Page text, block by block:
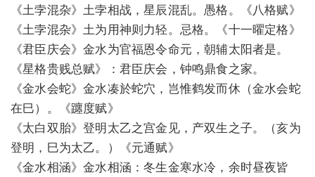
《土孛混杂》土孛相战，星辰混乱。愚格。《八格赋》
《土孛混杂》土为用神则力轻。忌格。《十一曜定格》
《君臣庆会》金水为官福恩令命元，朝辅太阳者是。
《星格贵贱总赋》：君臣庆会，钟鸣鼎食之家。
《金水会蛇》金水凑於蛇穴，岂惟鹤发而休（金水会蛇
在巳）。《躔度赋》
《太白双胎》登明太乙之宫金见，产双生之子。（亥为
登明，巳为太乙。）《元通赋》
《金水相涵》金水相涵：冬生金寒水冷，余时昼夜皆